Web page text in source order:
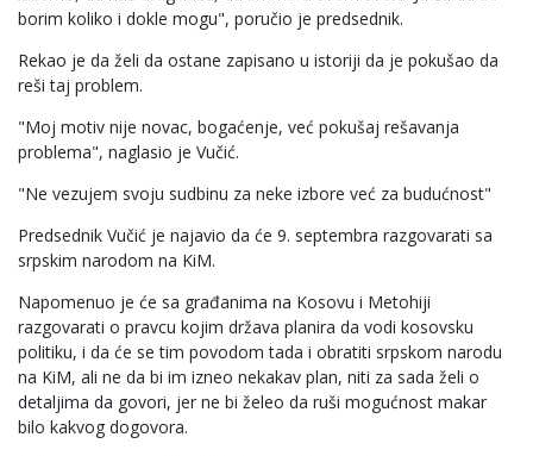
borim koliko i dokle mogu", poručio je predsednik.
Rekao je da želi da ostane zapisano u istoriji da je pokušao da
reši taj problem.
"Moj motiv nije novac, bogaćenje, već pokušaj rešavanja
problema", naglasio je Vučić.
"Ne vezujem svoju sudbinu za neke izbore već za budućnost"
Predsednik Vučić je najavio da će 9. septembra razgovarati sa
srpskim narodom na KiM.
Napomenuo je će sa građanima na Kosovu i Metohiji
razgovarati o pravcu kojim država planira da vodi kosovsku
politiku, i da će se tim povodom tada i obratiti srpskom narodu
na KiM, ali ne da bi im izneo nekakav plan, niti za sada želi o
detaljima da govori, jer ne bi želeo da ruši mogućnost makar
bilo kakvog dogovora.